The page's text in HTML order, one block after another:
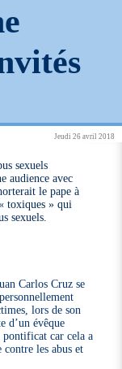
Jeudi 26 avril 2018
sexuels
audience avec
le pape à
toxiques » qui
sexuels.
Carlos Cruz se
lors de son
d’un évêque
pontificat car cela a
contre les abus et